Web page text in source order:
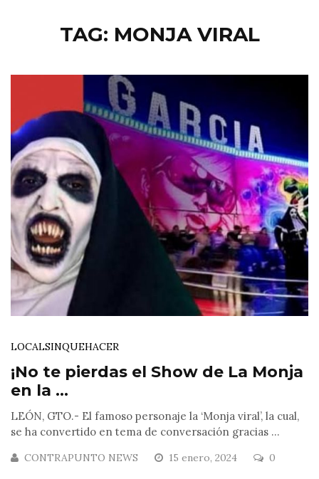
TAG: MONJA VIRAL
LOCALSINQUEHACER
¡No te pierdas el Show de La Monja
en la ...
LEÓN, GTO.- El famoso personaje la ‘Monja viral’, la cual,
se ha convertido en tema de conversación gracias ...
CONTRAPUNTO NEWS 15 enero, 2024 0